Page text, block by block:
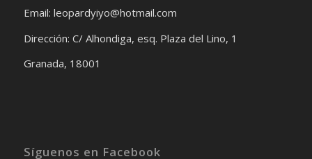
Email: leopardyiyo@hotmail.com
Dirección: C/ Alhondiga, esq. Plaza del Lino, 1
Granada, 18001
Síguenos en Facebook